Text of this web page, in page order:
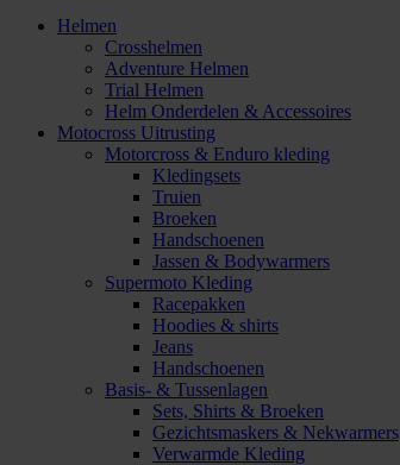
Helmen
Crosshelmen
Adventure Helmen
Trial Helmen
Helm Onderdelen & Accessoires
Motocross Uitrusting
Motorcross & Enduro kleding
Kledingsets
Truien
Broeken
Handschoenen
Jassen & Bodywarmers
Supermoto Kleding
Racepakken
Hoodies & shirts
Jeans
Handschoenen
Basis- & Tussenlagen
Sets, Shirts & Broeken
Gezichtsmaskers & Nekwarmers
Verwarmde Kleding